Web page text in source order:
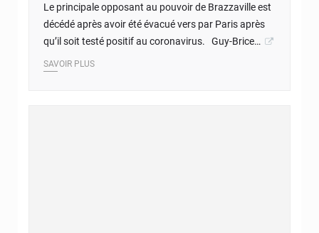
Le principale opposant au pouvoir de Brazzaville est
décédé après avoir été évacué vers par Paris après
qu’il soit testé positif au coronavirus. Guy-Brice…
SAVOIR PLUS